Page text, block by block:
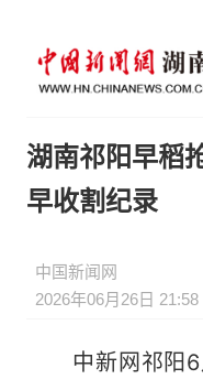
湖南祁阳早稻
早收割纪录
中国新闻网
2026年06月26日 21:58
中新网祁阳6